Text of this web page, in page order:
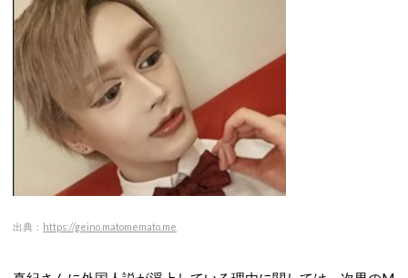
出典： https://geino.matomemato.me